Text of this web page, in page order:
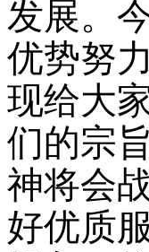
发展。
优势努
现给大
们的宗
神将会
好优质